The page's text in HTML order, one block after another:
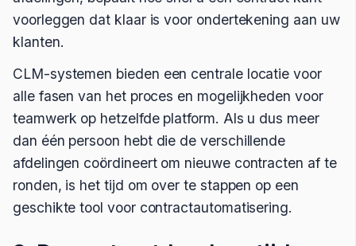
voorleggen dat klaar is voor ondertekening aan uw
klanten.
CLM-systemen bieden een centrale locatie voor
alle fasen van het proces en mogelijkheden voor
teamwerk op hetzelfde platform. Als u dus meer
dan één persoon hebt die de verschillende
afdelingen coördineert om nieuwe contracten af te
ronden, is het tijd om over te stappen op een
geschikte tool voor contractautomatisering.